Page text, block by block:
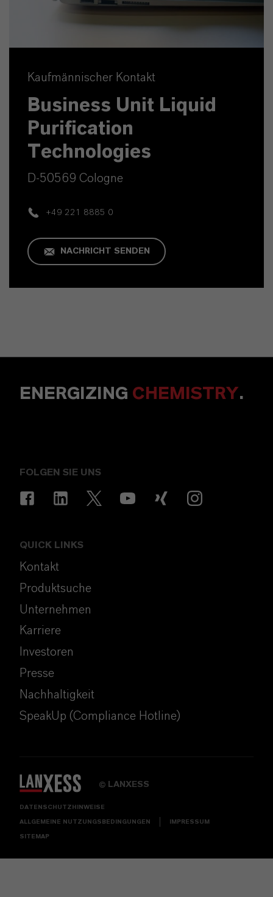
Kaufmännischer Kontakt
Business Unit Liquid
Purification
Technologies
D-50569 Cologne
+49 221 8885 0
NACHRICHT SENDEN
ENERGIZING CHEMISTRY.
FOLGEN SIE UNS
QUICK LINKS
Kontakt
Produktsuche
Unternehmen
Karriere
Investoren
Presse
Nachhaltigkeit
SpeakUp (Compliance Hotline)
© LANXESS
DATENSCHUTZHINWEISE
ALLGEMEINE NUTZUNGSBEDINGUNGEN IMPRESSUM
SITEMAP